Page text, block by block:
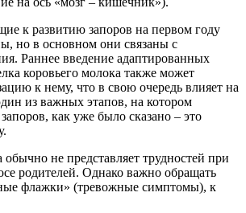
к развитию запоров на первом году
но в основном они связаны с
Раннее введение адаптированных
коровьего молока также может
к нему, что в свою очередь влияет на
из важных этапов, на котором
как уже было сказано – это
обычно не представляет трудностей при
родителей. Однако важно обращать
флажки» (тревожные симптомы), к